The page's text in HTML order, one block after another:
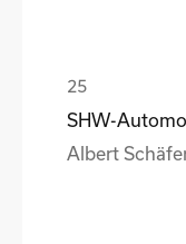
SHW-
Albert